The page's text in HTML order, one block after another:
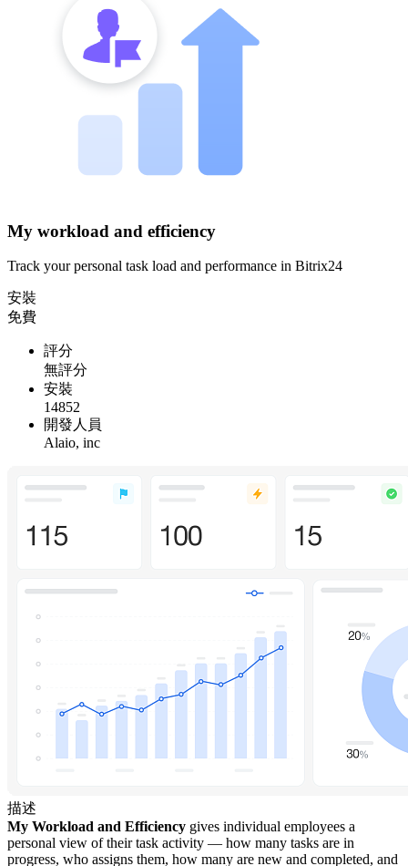
My workload and efficiency
Track your personal task load and performance in Bitrix24
安裝
免費
評分
無評分
安裝
14852
開發人員
Alaio, inc
描述
My Workload and Efficiency gives individual employees a
personal view of their task activity — how many tasks are in
progress, who assigns them, how many are new and completed, and